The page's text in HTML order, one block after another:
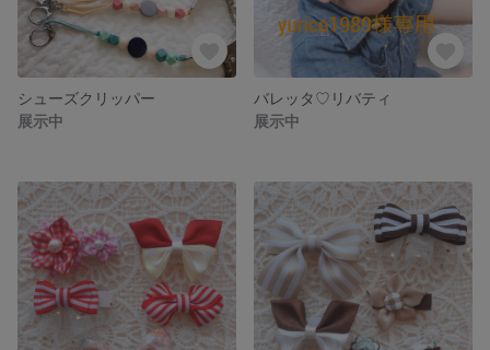
シューズクリッパー
展示中
バレッタ♡リバティ
展示中